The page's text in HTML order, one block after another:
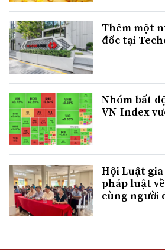
Thêm một
đốc tại
Nhóm bất
VN-Index
Hội Luật
pháp luật
cùng người